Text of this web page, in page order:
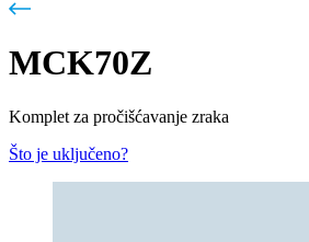
MCK70Z
Komplet za pročišćavanje zraka
Što je uključeno?